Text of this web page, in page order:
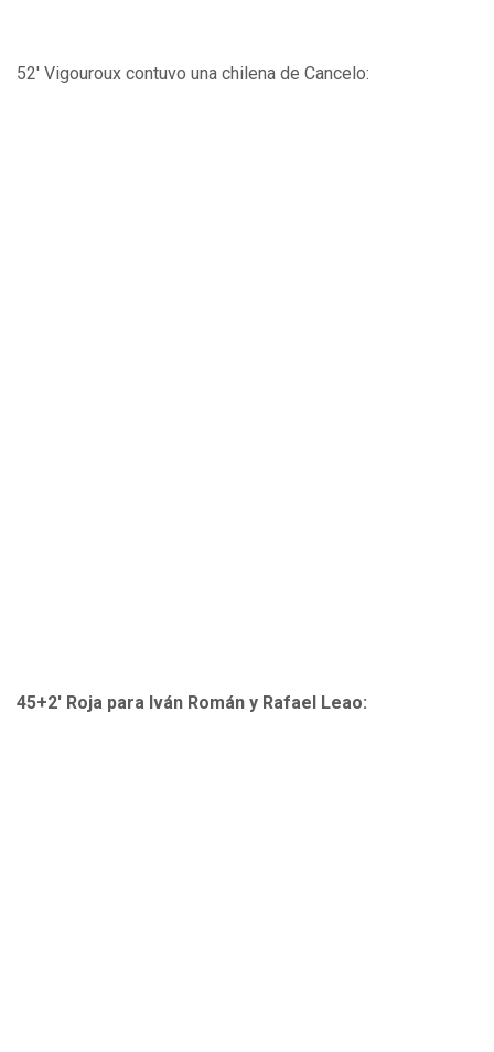
52' Vigouroux contuvo una chilena de Cancelo:
45+2' Roja para Iván Román y Rafael Leao: